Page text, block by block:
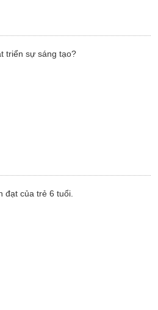
triển sự sáng tạo?
đạt của trẻ 6 tuổi.